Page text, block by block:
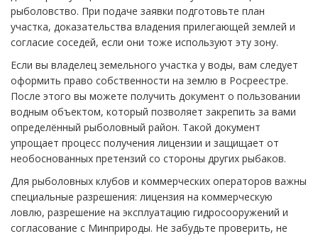
рыболовство. При подаче заявки подготовьте план
участка, доказательства владения прилегающей землей и
согласие соседей, если они тоже используют эту зону.
Если вы владелец земельного участка у воды, вам следует
оформить право собственности на землю в Росреестре.
После этого вы можете получить документ о пользовании
водным объектом, который позволяет закрепить за вами
определённый рыболовный район. Такой документ
упрощает процесс получения лицензии и защищает от
необоснованных претензий со стороны других рыбаков.
Для рыболовных клубов и коммерческих операторов важны
специальные разрешения: лицензия на коммерческую
ловлю, разрешение на эксплуатацию гидросооружений и
согласование с Минприроды. Не забудьте проверить, не